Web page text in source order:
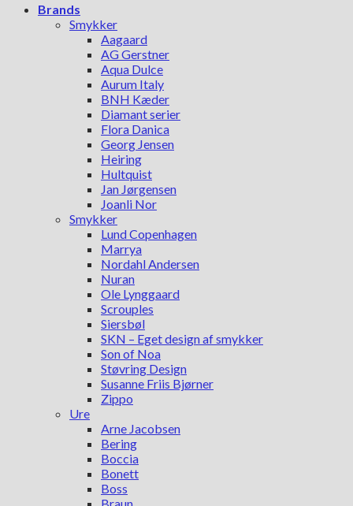
Brands
Smykker
Aagaard
AG Gerstner
Aqua Dulce
Aurum Italy
BNH Kæder
Diamant serier
Flora Danica
Georg Jensen
Heiring
Hultquist
Jan Jørgensen
Joanli Nor
Smykker
Lund Copenhagen
Marrya
Nordahl Andersen
Nuran
Ole Lynggaard
Scrouples
Siersbøl
SKN – Eget design af smykker
Son of Noa
Støvring Design
Susanne Friis Bjørner
Zippo
Ure
Arne Jacobsen
Bering
Boccia
Bonett
Boss